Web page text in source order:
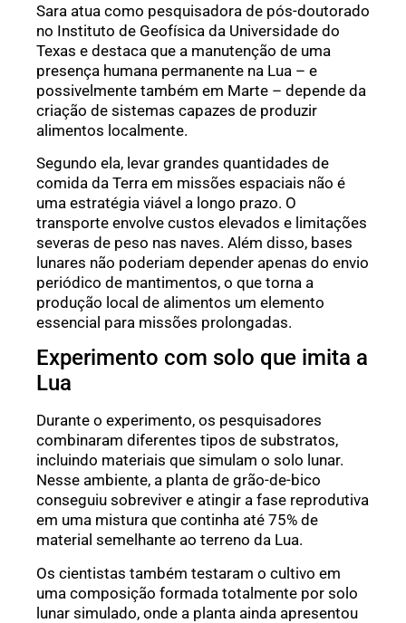
Sara atua como pesquisadora de pós-doutorado
no Instituto de Geofísica da Universidade do
Texas e destaca que a manutenção de uma
presença humana permanente na Lua – e
possivelmente também em Marte – depende da
criação de sistemas capazes de produzir
alimentos localmente.
Segundo ela, levar grandes quantidades de
comida da Terra em missões espaciais não é
uma estratégia viável a longo prazo. O
transporte envolve custos elevados e limitações
severas de peso nas naves. Além disso, bases
lunares não poderiam depender apenas do envio
periódico de mantimentos, o que torna a
produção local de alimentos um elemento
essencial para missões prolongadas.
Experimento com solo que imita a
Lua
Durante o experimento, os pesquisadores
combinaram diferentes tipos de substratos,
incluindo materiais que simulam o solo lunar.
Nesse ambiente, a planta de grão-de-bico
conseguiu sobreviver e atingir a fase reprodutiva
em uma mistura que continha até 75% de
material semelhante ao terreno da Lua.
Os cientistas também testaram o cultivo em
uma composição formada totalmente por solo
lunar simulado, onde a planta ainda apresentou